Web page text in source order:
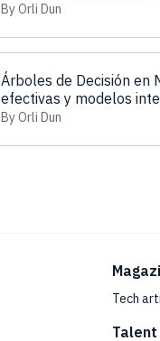
By Orli Dun
Árboles de Decisión en
efectivas y modelos
By Orli Dun
Tech
Talent